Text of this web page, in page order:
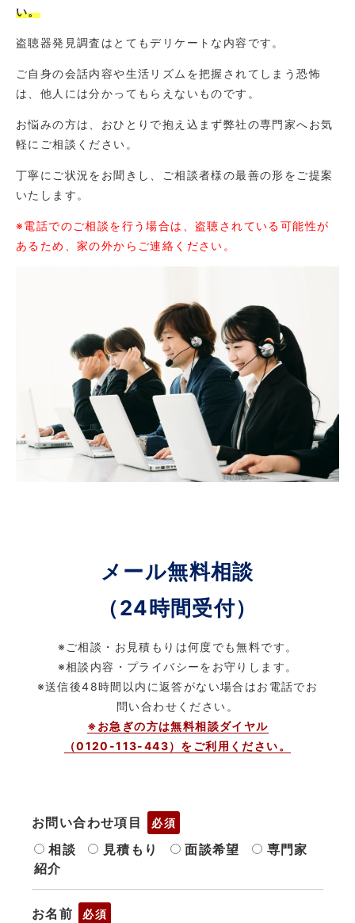
い。
盗聴器発見調査はとてもデリケートな内容です。
ご自身の会話内容や生活リズムを把握されてしまう恐怖
は、他人には分かってもらえないものです。
お悩みの方は、おひとりで抱え込まず弊社の専門家へお気
軽にご相談ください。
丁寧にご状況をお聞きし、ご相談者様の最善の形をご提案
いたします。
※電話でのご相談を行う場合は、盗聴されている可能性が
あるため、家の外からご連絡ください。
メール無料相談
（24時間受付）
※ご相談・お見積もりは何度でも無料です。
※相談内容・プライバシーをお守りします。
※送信後48時間以内に返答がない場合はお電話でお
問い合わせください。
※お急ぎの方は無料相談ダイヤル
（0120-113-443）をご利用ください。
お問い合わせ項目 必須
相談 見積もり 面談希望
専門家
紹介
お名前 必須